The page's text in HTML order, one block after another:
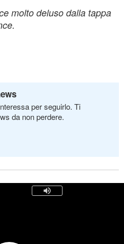
molto deluso dalla tappa
per seguirlo. Ti
da non perdere.